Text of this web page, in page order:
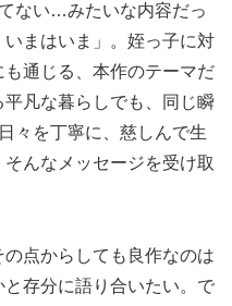
ない…みたいな内容だっ
まはいま」。姪っ子に対
通じる、本作のテーマだ
凡な暮らしでも、同じ瞬
々を丁寧に、慈しんで生
んなメッセージを受け取
点からしても良作なのは
存分に語り合いたい。で